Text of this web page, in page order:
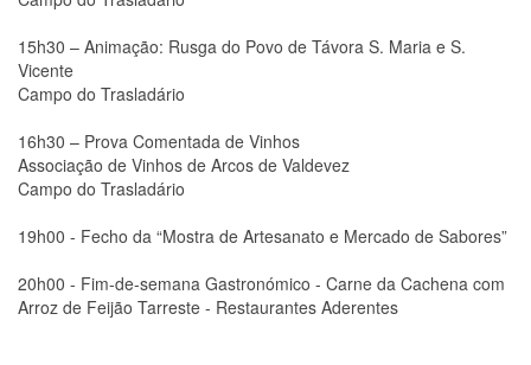
15h30 – Animação: Rusga do Povo de Távora S. Maria e S.
Vicente
Campo do Trasladário
16h30 – Prova Comentada de Vinhos
Associação de Vinhos de Arcos de Valdevez
Campo do Trasladário
19h00 - Fecho da “Mostra de Artesanato e Mercado de Sabores”
20h00 - Fim-de-semana Gastronómico - Carne da Cachena com
Arroz de Feijão Tarreste - Restaurantes Aderentes